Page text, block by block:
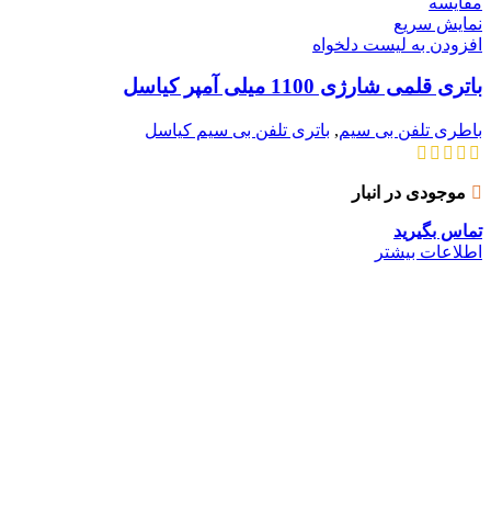
نمایش سریع
افزودن به لیست دلخواه
باتری قلمی شارژی 1100 میلی آمپر کیاسل
باطری تلفن بی سیم, باتری تلفن بی سیم کیاسل
موجودی در انبار
تماس بگیرید
اطلاعات بیشتر